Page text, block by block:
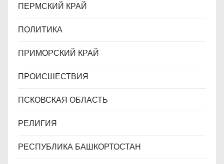
ПЕРМСКИЙ КРАЙ
ПОЛИТИКА
ПРИМОРСКИЙ КРАЙ
ПРОИСШЕСТВИЯ
ПСКОВСКАЯ ОБЛАСТЬ
РЕЛИГИЯ
РЕСПУБЛИКА БАШКОРТОСТАН